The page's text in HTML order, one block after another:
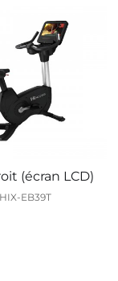
(écran LCD)
HIX-EB39T